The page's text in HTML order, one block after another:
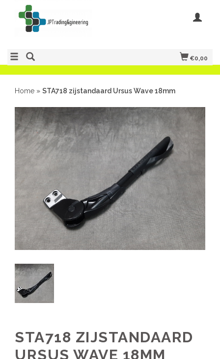
€0,00
Home » STA718 zijstandaard Ursus Wave 18mm
STA718 ZIJSTANDAARD
URSUS WAVE 18MM